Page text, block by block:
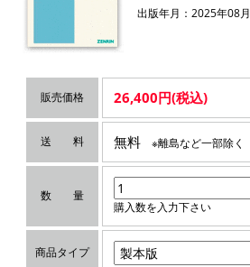
出版年月：2025年08月
販売価格 26,400円(税込)
送 料 無料 ※離島など一部除く
数 量
購入数を入力下さい
商品タイプ